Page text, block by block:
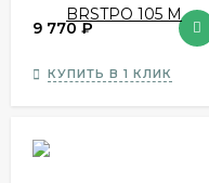
9 770₽
КУПИТЬ В 1 КЛИК